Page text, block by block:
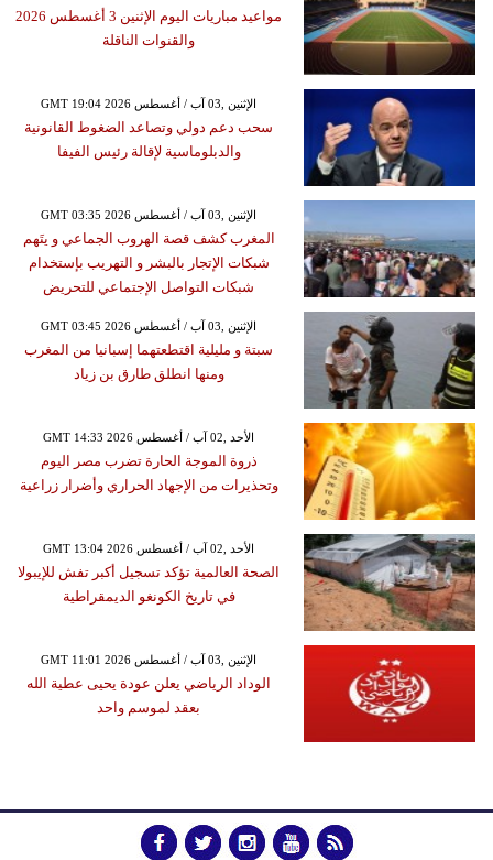
مواعيد مباريات اليوم الإثنين 3 أغسطس 2026
والقنوات الناقلة
GMT 19:04 2026 الإثنين ,03 آب / أغسطس
سحب دعم دولي وتصاعد الضغوط القانونية
والدبلوماسية لإقالة رئيس الفيفا
GMT 03:35 2026 الإثنين ,03 آب / أغسطس
المغرب كشف قصة الهروب الجماعي و يتَهم
شبكات الإتجار بالبشر و التهريب بإستخدام
شبكات التواصل الإجتماعي للتحريض
GMT 03:45 2026 الإثنين ,03 آب / أغسطس
سبتة و مليلية اقتطعتهما إسبانيا من المغرب
ومنها انطلق طارق بن زياد
GMT 14:33 2026 الأحد ,02 آب / أغسطس
ذروة الموجة الحارة تضرب مصر اليوم
وتحذيرات من الإجهاد الحراري وأضرار زراعية
GMT 13:04 2026 الأحد ,02 آب / أغسطس
الصحة العالمية تؤكد تسجيل أكبر تفش للإيبولا
في تاريخ الكونغو الديمقراطية
GMT 11:01 2026 الإثنين ,03 آب / أغسطس
الوداد الرياضي يعلن عودة يحيى عطية الله
بعقد لموسم واحد